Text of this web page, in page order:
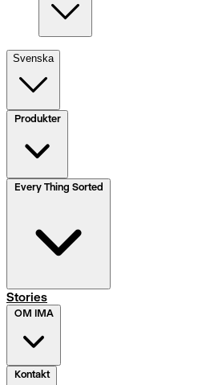
Svenska
Produkter
Stories
OM IMA
Kontakt